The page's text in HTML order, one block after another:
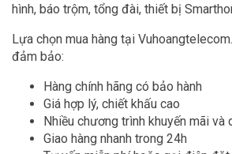
hình, báo trộm, tổng đài, thiết bị
Lựa chọn mua hàng tại
đảm bảo:
Hàng chính hãng có bảo hành
Giá hợp lý, chiết khấu cao
Nhiều chương trình khuyến mãi và
Giao hàng nhanh trong 24h